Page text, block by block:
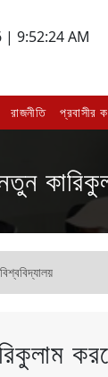
| 9:52:24 AM
রাজনীতি প্রবাসীর